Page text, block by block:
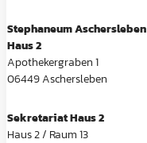
Stephaneum Aschersleben
Haus 2
Apothekergraben 1
06449 Aschersleben
Sekretariat Haus 2
Haus 2 / Raum 13